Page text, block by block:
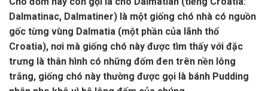
Dalmatinac, Dalmatiner) là một giống chó nhà có nguồn
gốc từng vùng Dalmatia (một phần của lãnh thổ
Croatia), nơi mà giống chó này được tìm thấy với đặc
trưng là thân hình có những đốm đen trên nền lông
trắng, giống chó này thường được gọi là bánh Pudding